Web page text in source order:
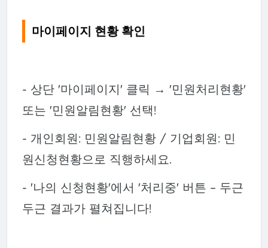
마이페이지 현황 확인
- 상단 '마이페이지' 클릭 → '민원처리현황'
또는 '민원알림현황' 선택!
- 개인회원: 민원알림현황 / 기업회원: 민
원신청현황으로 직행하세요.
- '나의 신청현황'에서 '처리중' 버튼 – 두근
두근 결과가 펼쳐집니다!